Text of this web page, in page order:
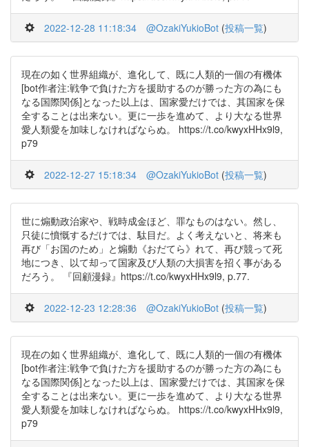
2022-12-28 11:18:34 @OzakiYukioBot (投稿一覧)
現在の如く世界組織が、進化して、既に人類的一個の有機体
[bot作者注:戦争で負けた方を援助するのが勝った方の為にも
なる国際関係]となった以上は、国家愛だけでは、其国家を保
全することは出来ない。更に一歩を進めて、より大なる世界
愛人類愛を加味しなければならぬ。 https://t.co/kwyxHHx9l9,
p79
2022-12-27 15:18:34 @OzakiYukioBot (投稿一覧)
世に煽動政治家や、戦時成金ほど、罪なものはない。然し、
只徒に憤慨するだけでは、駄目だ。よく考えないと、将来も
再び「お国のため」と煽動《おだてら》れて、再び競って死
地につき、以て却って国家及び人類の大損害を招く事がある
だろう。 『回顧漫録』https://t.co/kwyxHHx9l9, p.77.
2022-12-23 12:28:36 @OzakiYukioBot (投稿一覧)
現在の如く世界組織が、進化して、既に人類的一個の有機体
[bot作者注:戦争で負けた方を援助するのが勝った方の為にも
なる国際関係]となった以上は、国家愛だけでは、其国家を保
全することは出来ない。更に一歩を進めて、より大なる世界
愛人類愛を加味しなければならぬ。 https://t.co/kwyxHHx9l9,
p79